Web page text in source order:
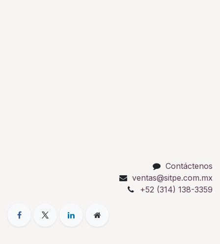
Contáctenos
ventas@sitpe.com.mx
+52 (314) 138-3359